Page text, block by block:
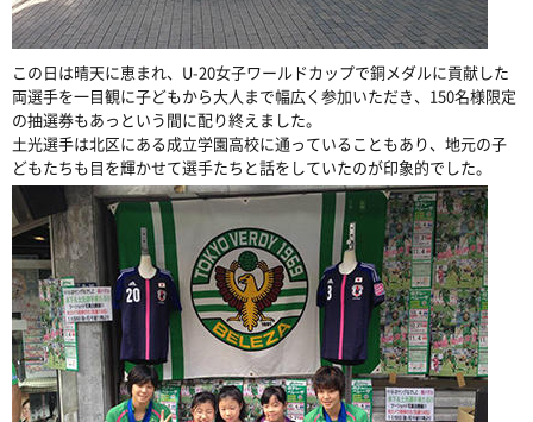
この日は晴天に恵まれ、U-20女子ワールドカップで銅メダルに貢献した
両選手を一目観に子どもから大人まで幅広く参加いただき、150名様限定
の抽選券もあっという間に配り終えました。
土光選手は北区にある成立学園高校に通っていることもあり、地元の子
どもたちも目を輝かせて選手たちと話をしていたのが印象的でした。